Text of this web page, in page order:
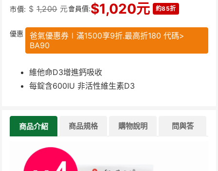
市價: $ 1,200 元會員價:$1,020元 約85折
優惠
爸氣優惠券∣滿1500享9折.最高折180 代碼>
BA90
維他命D3增進鈣吸收
每錠含600IU 非活性維生素D3
商品介紹 商品規格 購物說明 問與答